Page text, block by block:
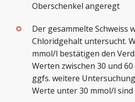
Oberschenkel angeregt
Der gesammelte Schweiss
Chloridgehalt untersucht.
mmol/l bestätigen den
Werten zwischen 30 und
ggfs. weitere
Werte unter 30 mmol/l